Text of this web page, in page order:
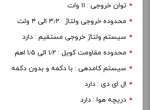
توان خروجی : ۱۱ وات
محدوده خروجی ولتاژ : ۳٫۲ الی ۴ ولت
سیستم ولتاژ خروجی مستقیم : دارد
محدوده مقاومت کویل : ۱٫۲ الی ۱٫۵ اهم
سیستم کامدهی : با دکمه و بدون دکمه
ال ای دی : دارد
دریچه هوا : دارد